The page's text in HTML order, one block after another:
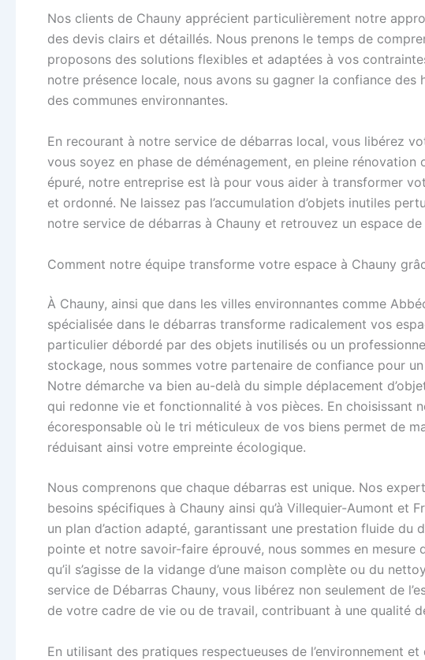
Nos clients de Chauny apprécient particulièrement notre
des devis clairs et détaillés. Nous prenons le temps de
proposons des solutions flexibles et adaptées à vos
notre présence locale, nous avons su gagner la confiance des
des communes environnantes.
En recourant à notre service de débarras local, vous libérez
vous soyez en phase de déménagement, en pleine rénovation
épuré, notre entreprise est là pour vous aider à transformer
et ordonné. Ne laissez pas l’accumulation d’objets inutiles
notre service de débarras à Chauny et retrouvez un espace
Comment notre équipe transforme votre espace à Chauny
À Chauny, ainsi que dans les villes environnantes comme
spécialisée dans le débarras transforme radicalement vos
particulier débordé par des objets inutilisés ou un
stockage, nous sommes votre partenaire de confiance pour
Notre démarche va bien au-delà du simple déplacement
qui redonne vie et fonctionnalité à vos pièces. En choisissant
écoresponsable où le tri méticuleux de vos biens permet de
réduisant ainsi votre empreinte écologique.
Nous comprenons que chaque débarras est unique. Nos
besoins spécifiques à Chauny ainsi qu’à Villequier-Aumont et
un plan d’action adapté, garantissant une prestation fluide du
pointe et notre savoir-faire éprouvé, nous sommes en
qu’il s’agisse de la vidange d’une maison complète ou du
service de Débarras Chauny, vous libérez non seulement de
de votre cadre de vie ou de travail, contribuant à une qualité
En utilisant des pratiques respectueuses de l’environnement